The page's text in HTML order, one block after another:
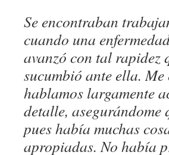
Se encontraban
cuando una
avanzó con tal rapidez
sucumbió ante ella.
hablamos largamente
detalle, asegurándome
pues había muchas
apropiadas. No había